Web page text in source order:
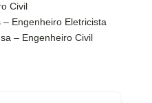
Civil
Engenheiro Eletricista
– Engenheiro Civil